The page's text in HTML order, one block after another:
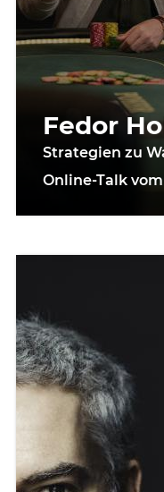
Fedor
Strategien zu
Online-Talk vom